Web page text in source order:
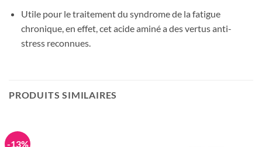
Utile pour le traitement du syndrome de la fatigue
chronique, en effet, cet acide aminé a des vertus anti-
stress reconnues.
PRODUITS SIMILAIRES
-13%